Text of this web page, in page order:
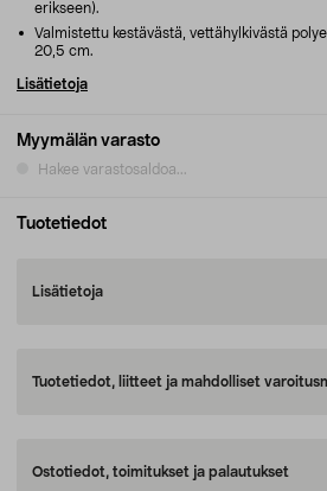
Myymälän varasto
Hakee varastosaldoa...
erikseen).
Valmistettu kestävästä, vettähylkivästä
20,5 cm.
Lisätietoja
Tuotetiedot
Lisätietoja
Tuotetiedot, liitteet ja mahdolliset
Ostotiedot, toimitukset ja palautukset